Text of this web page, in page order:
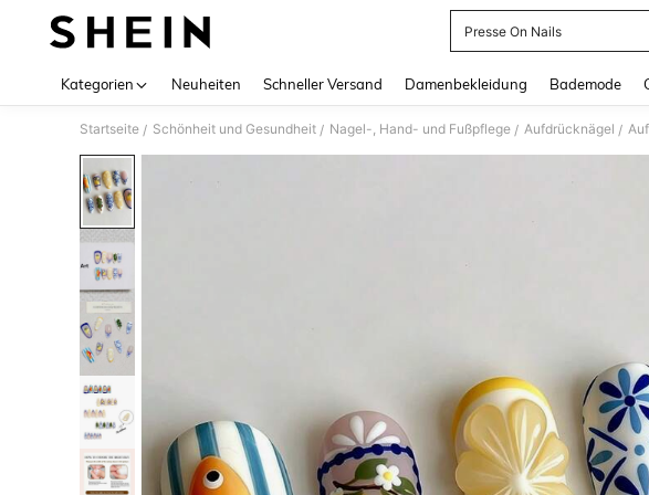
Presse On Nails
Kategorien Neuheiten Schneller Versand Damenbekleidung Bademode
Startseite / Schönheit und Gesundheit / Nagel-, Hand- und Fußpflege / Aufdrücknägel /